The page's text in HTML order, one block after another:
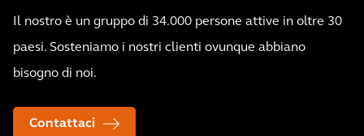
Il nostro è un gruppo di 34.000 persone attive in oltre 30
paesi. Sosteniamo i nostri clienti ovunque abbiano
bisogno di noi.
Contattaci